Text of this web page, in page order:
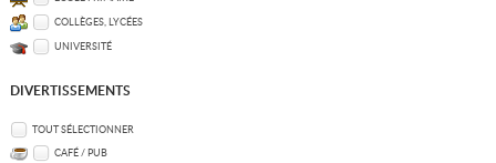
COLLÈGES, LYCÉES
UNIVERSITÉ
DIVERTISSEMENTS
TOUT SÉLECTIONNER
CAFÉ / PUB